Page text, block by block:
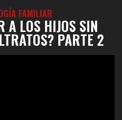
FAMILIAR
A LOS HIJOS SIN
PARTE 2